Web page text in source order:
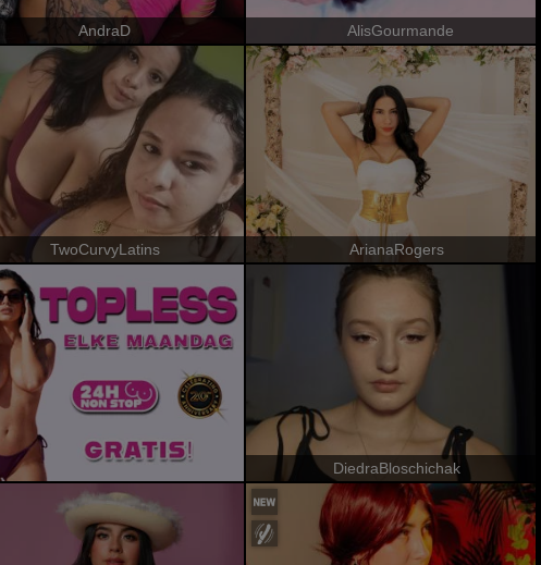
AndraD AlisGourmande
TwoCurvyLatins ArianaRogers
DiedraBloschichak